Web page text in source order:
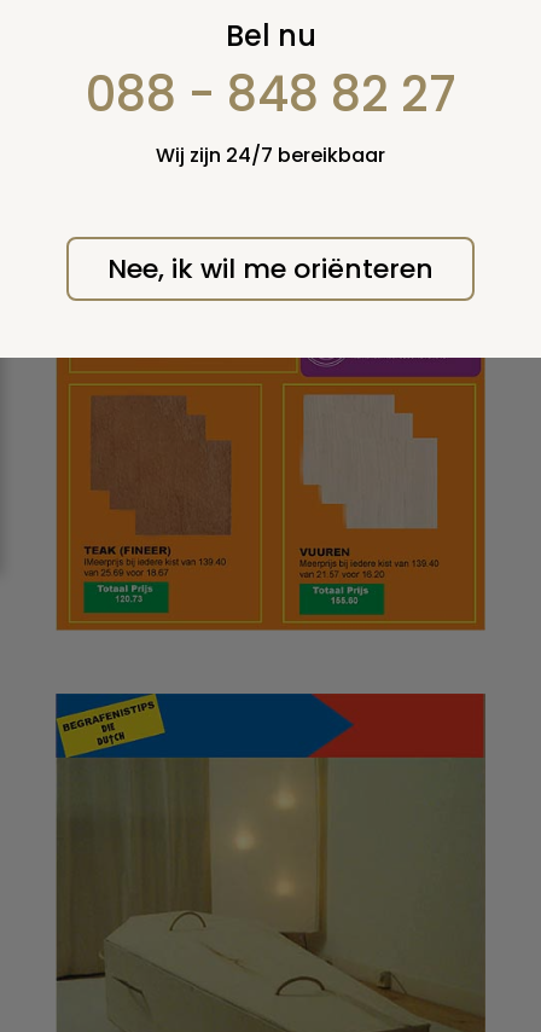
Bel nu
088 - 848 82 27
Wij zijn 24/7 bereikbaar
Nee, ik wil me oriënteren